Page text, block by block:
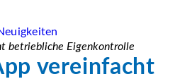
betriebliche Eigenkontrolle
vereinfacht